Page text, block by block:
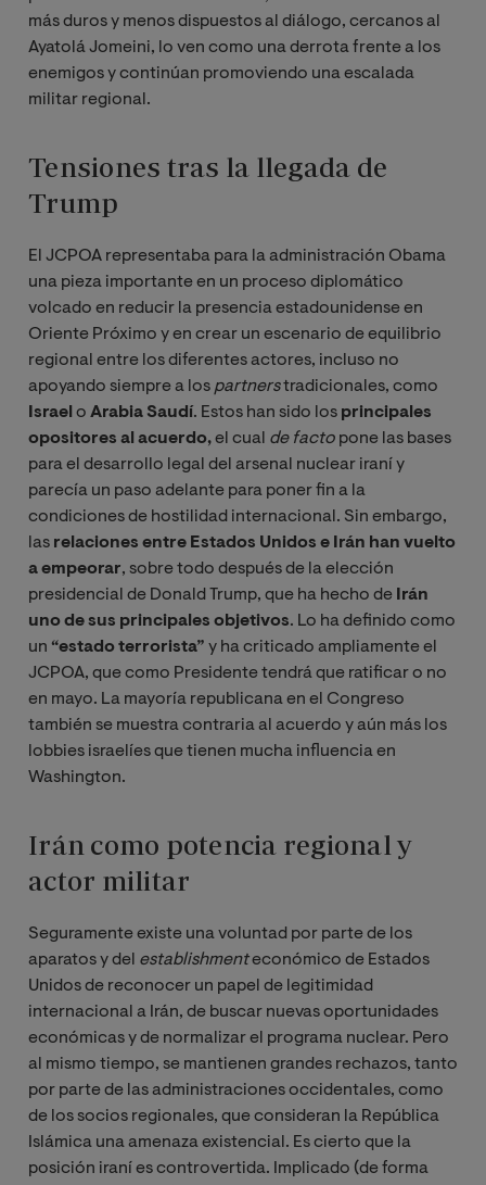
más duros y menos dispuestos al diálogo, cercanos al
Ayatolá Jomeini, lo ven como una derrota frente a los
enemigos y continúan promoviendo una escalada
militar regional.
Tensiones tras la llegada de
Trump
El JCPOA representaba para la administración Obama
una pieza importante en un proceso diplomático
volcado en reducir la presencia estadounidense en
Oriente Próximo y en crear un escenario de equilibrio
regional entre los diferentes actores, incluso no
apoyando siempre a los partnerstradicionales, como
Israel o Arabia Saudí. Estos han sido los principales
opositores al acuerdo,el cual de facto pone las bases
para el desarrollo legal del arsenal nuclear iraní y
parecía un paso adelante para poner fin a la
condiciones de hostilidad internacional. Sin embargo,
las relaciones entre Estados Unidos e Irán han vuelto
a empeorar, sobre todo después de la elección
presidencial de Donald Trump, que ha hecho de Irán
uno de sus principales objetivos. Lo ha definido como
un “estado terrorista” y ha criticado ampliamente el
JCPOA, que como Presidente tendrá que ratificar o no
en mayo. La mayoría republicana en el Congreso
también se muestra contraria al acuerdo y aún más los
lobbies israelíes que tienen mucha influencia en
Washington.
Irán como potencia regional y
actor militar
Seguramente existe una voluntad por parte de los
aparatos y del establishmenteconómico de Estados
Unidos de reconocer un papel de legitimidad
internacional a Irán, de buscar nuevas oportunidades
económicas y de normalizar el programa nuclear. Pero
al mismo tiempo, se mantienen grandes rechazos, tanto
por parte de las administraciones occidentales, como
de los socios regionales, que consideran la República
Islámica una amenaza existencial. Es cierto que la
posición iraní es controvertida. Implicado (de forma